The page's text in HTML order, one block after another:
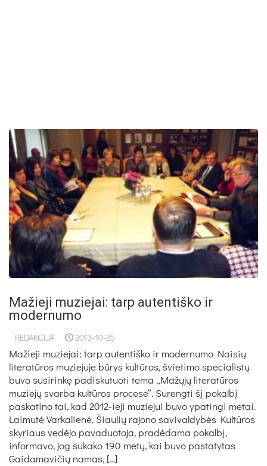
Mažieji muziejai: tarp autentiško ir
modernumo
REDAKCIJA 2013-10-25
Mažieji muziejai: tarp autentiško ir modernumo Naisių
literatūros muziejuje būrys kultūros, švietimo specialistų
buvo susirinkę padiskutuoti tema „Mažųjų literatūros
muziejų svarba kultūros procese“. Surengti šį pokalbį
paskatino tai, kad 2012-ieji muziejui buvo ypatingi metai.
Laimutė Varkalienė, Šiaulių rajono savivaldybės Kultūros
skyriaus vedėjo pavaduotoja, pradėdama pokalbį,
informavo, jog sukako 190 metų, kai buvo pastatytas
Gaidamavičių namas, […]